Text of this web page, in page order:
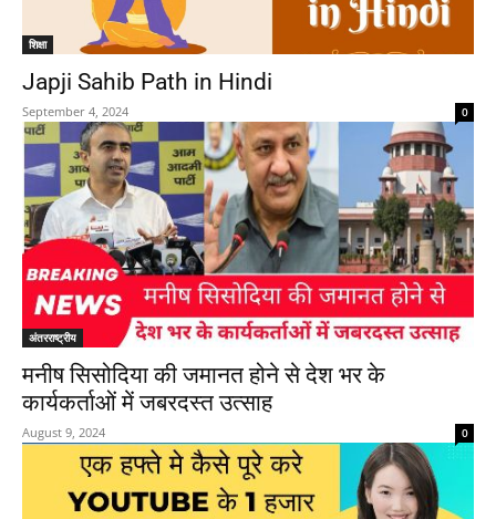
शिक्षा
Japji Sahib Path in Hindi
September 4, 2024 0
अंतरराष्ट्रीय
मनीष सिसोदिया की जमानत होने से देश भर के
कार्यकर्ताओं में जबरदस्त उत्साह
August 9, 2024 0